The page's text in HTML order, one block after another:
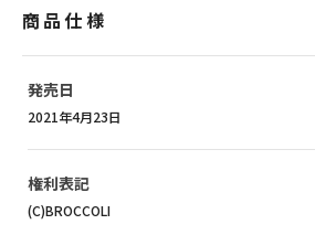
商品仕様
発売日
2021年4月23日
権利表記
(C)BROCCOLI